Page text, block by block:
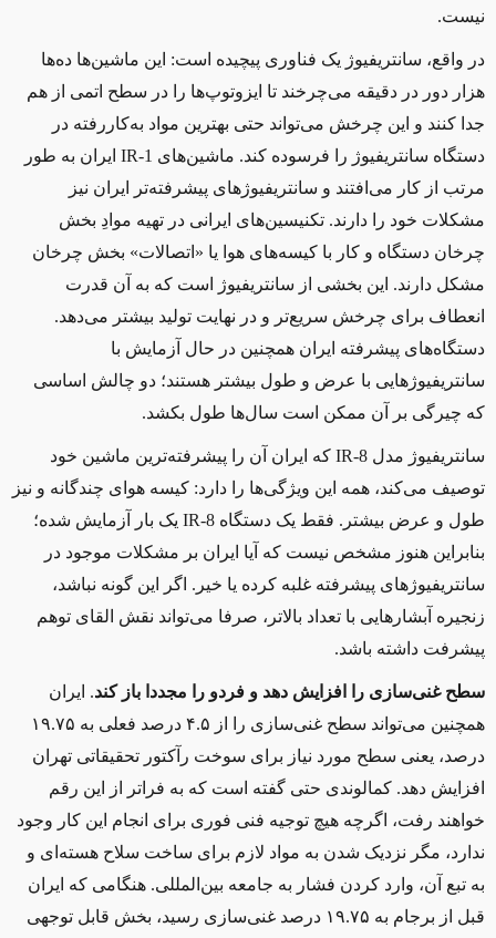
نیست.
در واقع، سانتریفیوژ یک فناوری پیچیده است: این ماشین‌ها ده‌ها
هزار دور در دقیقه می‌چرخند تا ایزوتوپ‌ها را در سطح اتمی از هم
جدا کنند و این چرخش می‌تواند حتی بهترین مواد به‌کاررفته در
دستگاه سانتریفیوژ را فرسوده کند. ماشین‌های
ایران به طور
مرتب از کار می‌افتند و سانتریفیوژهای پیشرفته‌تر ایران نیز
مشکلات خود را دارند. تکنیسین‌های ایرانی در تهیه موادِ بخش
چرخان دستگاه و کار با کیسه‌های هوا یا «اتصالات» بخش چرخان
مشکل دارند. این بخشی از سانتریفیوژ است که به آن قدرت
انعطاف برای چرخش سریع‌تر و در نهایت تولید بیشتر می‌دهد.
دستگاه‌های پیشرفته ایران همچنین در حال آزمایش با
سانتریفیوژهایی با عرض و طول بیشتر هستند؛ دو چالش اساسی
که چیرگی بر آن ممکن است سال‌ها طول بکشد.
سانتریفیوژ مدل
که ایران آن را پیشرفته‌ترین ماشین خود
توصیف می‌کند، همه این ویژگی‌ها را دارد: کیسه هوای چندگانه و نیز
طول و عرض بیشتر. فقط یک دستگاه
یک بار آزمایش شده؛
بنابراین هنوز مشخص نیست که آیا ایران بر مشکلات موجود در
سانتریفیوژهای پیشرفته غلبه کرده یا خیر. اگر این گونه نباشد،
زنجیره آبشارهایی با تعداد بالاتر، صرفا می‌تواند نقش القای توهم
پیشرفت داشته باشد.
سطح غنی‌سازی را افزایش دهد و فردو را مجددا باز کند. ایران
همچنین می‌تواند سطح غنی‌سازی را از ۴.۵ درصد فعلی به ۱۹.۷۵
درصد، یعنی سطح مورد نیاز برای سوخت رآکتور تحقیقاتی تهران
افزایش دهد. کمالوندی حتی گفته است که به فراتر از این رقم
خواهند رفت، اگرچه هیچ توجیه فنی فوری برای انجام این کار وجود
ندارد، مگر نزدیک شدن به مواد لازم برای ساخت سلاح هسته‌ای و
به تبع آن، وارد کردن فشار به جامعه بین‌المللی. هنگامی که ایران
قبل از برجام به ۱۹.۷۵ درصد غنی‌سازی رسید، بخش قابل توجهی